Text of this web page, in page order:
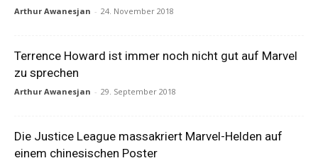
Arthur Awanesjan - 24. November 2018
Terrence Howard ist immer noch nicht gut auf Marvel
zu sprechen
Arthur Awanesjan - 29. September 2018
Die Justice League massakriert Marvel-Helden auf
einem chinesischen Poster